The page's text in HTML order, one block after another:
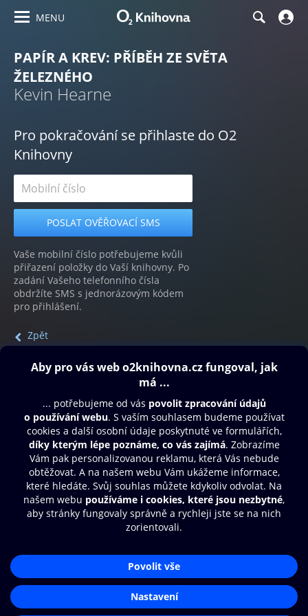
MENU
PAPÍR A KREV: PŘÍBĚH ZE SVĚTA
ŽELEZNÉHO
Kevin Hearne
Pro pokračování se přihlaste do O2
Knihovny
Vaše mobilní číslo potřebujeme kvůli
přiřazení položky do Vaší knihovny. Po
zadání Vašeho telefonního čísla
obdržíte SMS s jednorázovým kódem
pro přihlášení.
Zpět
Obsah ke stažení
Moje O2 Knihovna
Další zábava
© O2 Czech Republic a.s.
Přístupnost
Zásady zpracování osobních údajůAplikace O2 Knihovna
Čti a poslouchej své e-knihy a
audioknihy rychleji a pohodlněji.